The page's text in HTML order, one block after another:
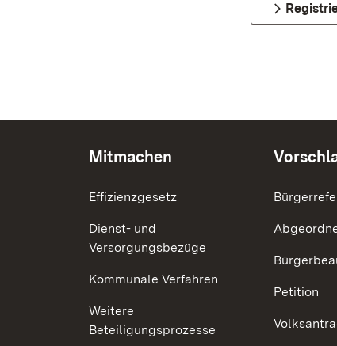
Mitmachen
Effizienzgesetz
Dienst- und
Versorgungsbezüge
Kommunale Verfahren
Weitere
Beteiligungsprozesse
Petition